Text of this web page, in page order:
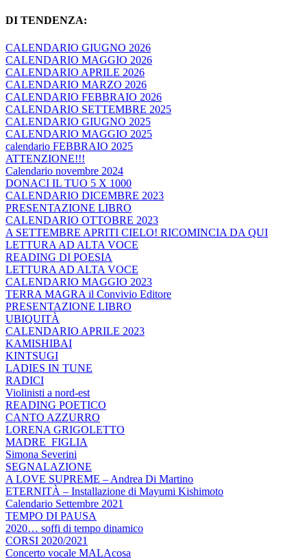
DI TENDENZA:
CALENDARIO GIUGNO 2026
CALENDARIO MAGGIO 2026
CALENDARIO APRILE 2026
CALENDARIO MARZO 2026
CALENDARIO FEBBRAIO 2026
CALENDARIO SETTEMBRE 2025
CALENDARIO GIUGNO 2025
CALENDARIO MAGGIO 2025
calendario FEBBRAIO 2025
ATTENZIONE!!!
Calendario novembre 2024
DONACI IL TUO 5 X 1000
CALENDARIO DICEMBRE 2023
PRESENTAZIONE LIBRO
CALENDARIO OTTOBRE 2023
A SETTEMBRE APRITI CIELO! RICOMINCIA DA QUI
LETTURA AD ALTA VOCE
READING DI POESIA
LETTURA AD ALTA VOCE
CALENDARIO MAGGIO 2023
TERRA MAGRA il Convivio Editore
PRESENTAZIONE LIBRO
UBIQUITÀ
CALENDARIO APRILE 2023
KAMISHIBAI
KINTSUGI
LADIES IN TUNE
RADICI
Violinisti a nord-est
READING POETICO
CANTO AZZURRO
LORENA GRIGOLETTO
MADRE_FIGLIA
Simona Severini
SEGNALAZIONE
A LOVE SUPREME – Andrea Di Martino
ETERNITÀ – Installazione di Mayumi Kishimoto
Calendario Settembre 2021
TEMPO DI PAUSA
2020… soffi di tempo dinamico
CORSI 2020/2021
Concerto vocale MALAcosa